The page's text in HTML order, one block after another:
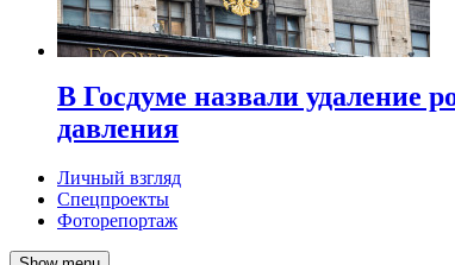
В Госдуме назвали удаление
давления
Личный взгляд
Спецпроекты
Фоторепортаж